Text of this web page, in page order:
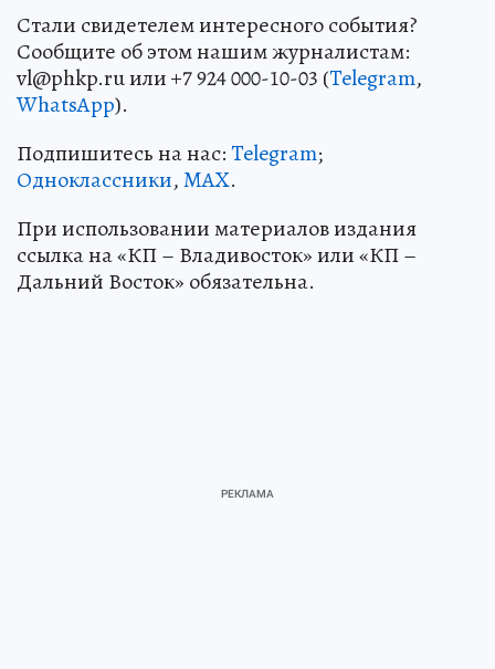
Стали свидетелем интересного события?
Сообщите об этом нашим журналистам:
vl@phkp.ru или +7 924 000-10-03 (Telegram,
WhatsApp).
Подпишитесь на нас:Telegram;
Одноклассники,MAX.
При использовании материалов издания
ссылка на «КП – Владивосток» или «КП –
Дальний Восток» обязательна.